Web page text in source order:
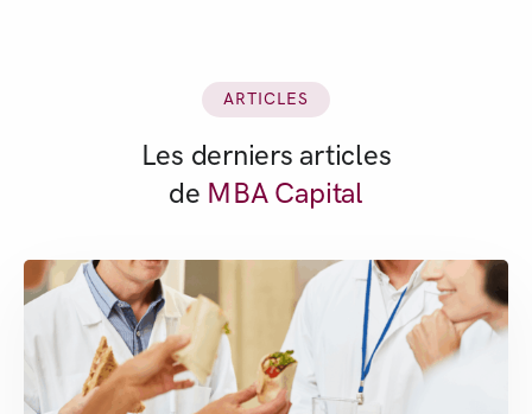
ARTICLES
Les derniers articles
de MBA Capital